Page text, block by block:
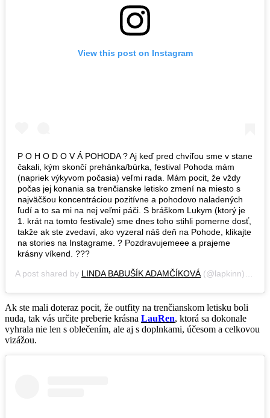
View this post on Instagram
P O H O D O V Á POHODA ? Aj keď pred chvíľou sme v stane
čakali, kým skončí prehánka/búrka, festival Pohoda mám
(napriek výkyvom počasia) veľmi rada. Mám pocit, že vždy
počas jej konania sa trenčianske letisko zmení na miesto s
najväčšou koncentráciou pozitívne a pohodovo naladených
ľudí a to sa mi na nej veľmi páči. S bráškom Lukym (ktorý je
1. krát na tomto festivale) sme dnes toho stihli pomerne dosť,
takže ak ste zvedaví, ako vyzeral náš deň na Pohode, klikajte
na stories na Instagrame. ? Pozdravujemeee a prajeme
krásny víkend. ???
A post shared by LINDA BABUŠÍK ADAMČÍKOVÁ (@lapkinn) on
Ak ste mali doteraz pocit, že outfity na trenčianskom letisku boli
nuda, tak vás určite preberie krásna LauRen, ktorá sa dokonale
vyhrala nie len s oblečením, ale aj s doplnkami, účesom a celkovou
vizážou.